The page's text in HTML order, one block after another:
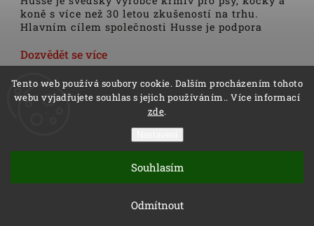
Tento web používá soubory cookie. Dalším procházením tohoto
webu vyjadřujete souhlas s jejich používáním.. Více informací
zde.
Odmítnout
Souhlasím
koně s více než 30 letou zkušeností na trhu.
Hlavním cílem společnosti Husse je podpora
Veškerá krmiva, pamlsky a doplňky Husse jsou
vyrobeny pouze z nejkvalitnějších a pečlivě
vybraných surovin. Všechny produkty se vyrábí
podle tradičních skandinávských receptur a
výrobní linky podléhají trvalé veterinární
kontrole. Kromě kvality produktů Husse to rovněž
zahrnuje i kvalitu služeb.
Distributoři společnosti Husse jsou důkladně
proškoleni v oblasti výživy zvířat a rádi Vám
Výrobky Husse nehledejte v tradiční prodejní síti
Dozvědět se více
Vytvořil Shoptet
Husse. Všechna práva vyhrazena.
Shoptet | Design